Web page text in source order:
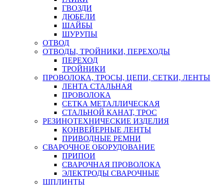
ГВОЗДИ
ДЮБЕЛИ
ШАЙБЫ
ШУРУПЫ
ОТВОД
ОТВОДЫ, ТРОЙНИКИ, ПЕРЕХОДЫ
ПЕРЕХОД
ТРОЙНИКИ
ПРОВОЛОКА, ТРОСЫ, ЦЕПИ, СЕТКИ, ЛЕНТЫ
ЛЕНТА СТАЛЬНАЯ
ПРОВОЛОКА
СЕТКА МЕТАЛЛИЧЕСКАЯ
СТАЛЬНОЙ КАНАТ, ТРОС
РЕЗИНОТЕХНИЧЕСКИЕ ИЗДЕЛИЯ
КОНВЕЙЕРНЫЕ ЛЕНТЫ
ПРИВОДНЫЕ РЕМНИ
СВАРОЧНОЕ ОБОРУДОВАНИЕ
ПРИПОИ
СВАРОЧНАЯ ПРОВОЛОКА
ЭЛЕКТРОДЫ СВАРОЧНЫЕ
ШПЛИНТЫ